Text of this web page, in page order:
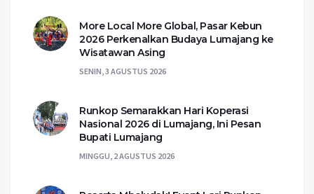
More Local More Global, Pasar Kebun
2026 Perkenalkan Budaya Lumajang ke
Wisatawan Asing
SENIN, 3 AGUSTUS 2026
Runkop Semarakkan Hari Koperasi
Nasional 2026 di Lumajang, Ini Pesan
Bupati Lumajang
MINGGU, 2 AGUSTUS 2026